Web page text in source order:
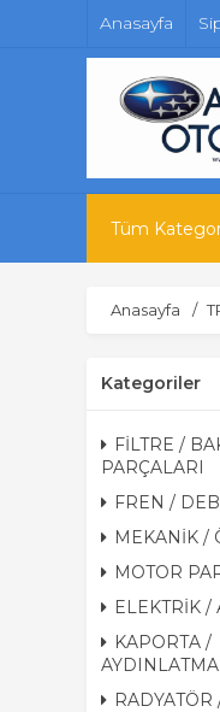
Anasayfa
Tüm
Anasayfa
Kategoriler
FİLTRE /
PARÇALARI
FREN /
MEKANİK /
MOTOR
ELEKTRİK /
KAPORTA /
AYDINLATMA
RADYATÖR